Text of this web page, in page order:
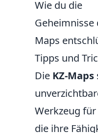
Wie du die
Geheimnisse
Maps
Tipps und
Die KZ-Maps
Werkzeug für
die ihre